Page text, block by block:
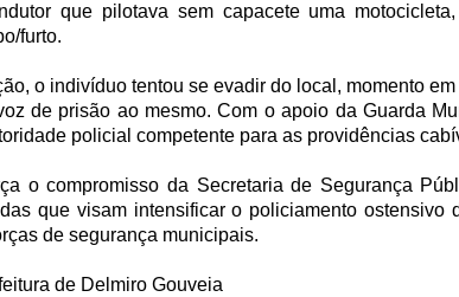
que pilotava sem capacete uma
furto.
o indivíduo tentou se evadir do local, momento
de prisão ao mesmo. Com o apoio da Guarda
policial competente para as providências
o compromisso da Secretaria de Segurança
que visam intensificar o policiamento ostensivo
de segurança municipais.
de Delmiro Gouveia